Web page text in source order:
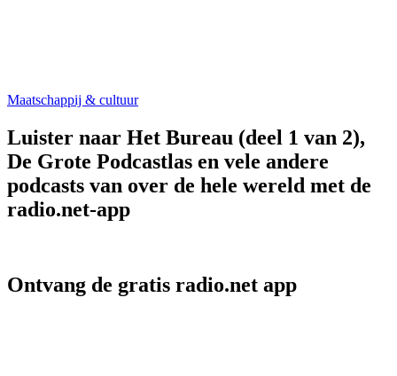
Maatschappij & cultuur
Luister naar Het Bureau (deel 1 van 2),
De Grote Podcastlas en vele andere
podcasts van over de hele wereld met de
radio.net-app
Ontvang de gratis radio.net app